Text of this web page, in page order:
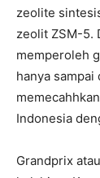
zeolite
zeolit ZSM-5.
memperoleh
hanya
Indonesia
Grandprix